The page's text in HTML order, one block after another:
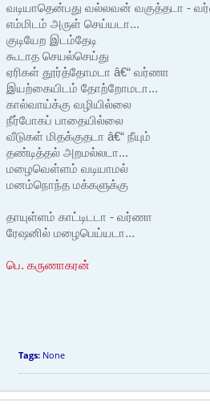
வடியாதென்பது வல்லவன் வகுத்தடா -
எம்மிடம் அருள் செய்யடா...
குடியேற இடம்தேடி
கூடாத செயல்செய்து
ஏரிகள் தூர்த்தோமடா â€“ வர்ணா
இயற்கையிடம் தோற்றோமடா...
கால்வாய்க்கு வழியில்லை
நீர்போகப் பாதையில்லை
வீடுகள் மிதக்குதடா â€“ நீயும்
தண்டித்தல் அறமல்லடா...
மழைவெள்ளம் வடியாமல்
மனம்நொந்த மக்களுக்கு
தாயுள்ளம் காட்டிடடா - வர்ணா
ரேஷனில் மழைபெய்யடா...
பெ. கருணாகரன்
Tags: None